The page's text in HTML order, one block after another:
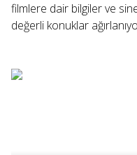
filmlere dair bilgiler ve
değerli konuklar